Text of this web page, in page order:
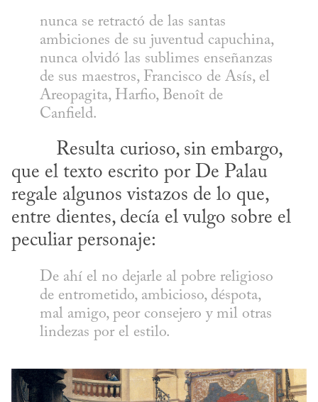
nunca se retractó de las santas
ambiciones de su juventud capuchina,
nunca olvidó las sublimes enseñanzas
de sus maestros, Francisco de Asís, el
Areopagita, Harfio, Benoît de
Canfield.
que el texto escrito por De Palau
regale algunos vistazos de lo que,
entre dientes, decía el vulgo sobre el
peculiar personaje:
De ahí el no dejarle al pobre religioso
de entrometido, ambicioso, déspota,
mal amigo, peor consejero y mil otras
lindezas por el estilo.